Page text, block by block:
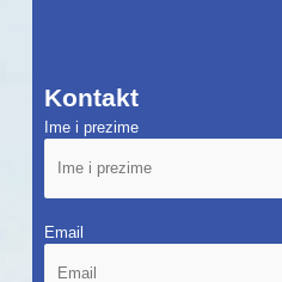
Kontakt
Ime i prezime
Email